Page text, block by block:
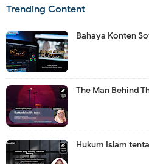
Trending Content
Bahaya Konten
The Man Behind
Hukum Islam